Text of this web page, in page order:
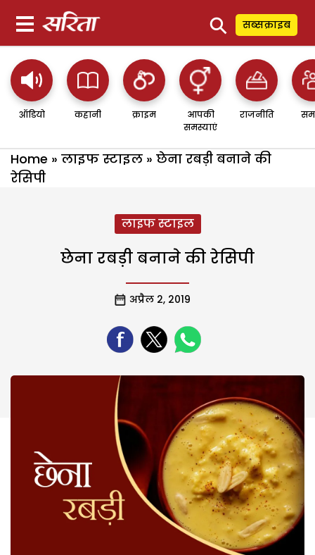
⚲ सब्सक्राइब
ऑडियो कहानी क्राइम
आपकी
समस्याएं
राजनीति
Home » लाइफ स्टाइल » छेना रबड़ी बनाने की
रेसिपी
लाइफ स्टाइल
छेना रबड़ी बनाने की रेसिपी
अप्रैल 2, 2019